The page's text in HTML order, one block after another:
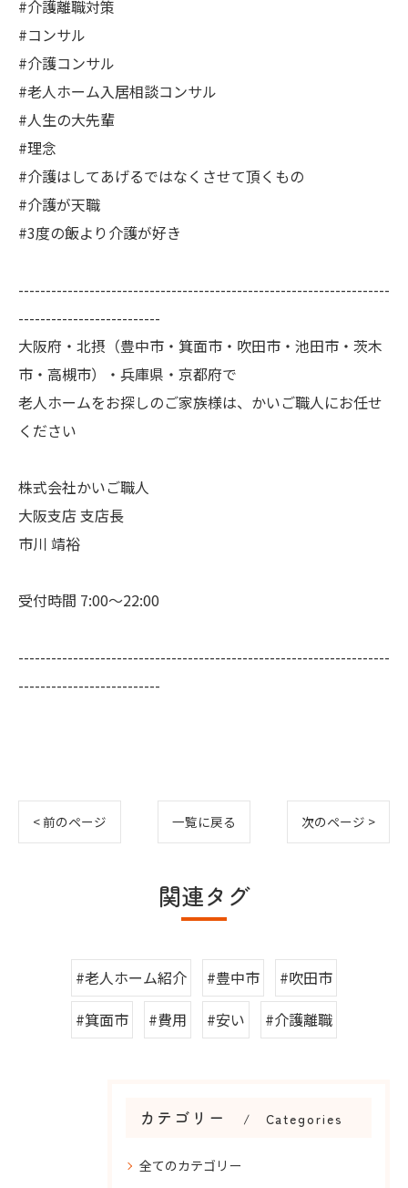
#介護離職対策
#コンサル
#介護コンサル
#老人ホーム入居相談コンサル
#人生の大先輩
#理念
#介護はしてあげるではなくさせて頂くもの
#介護が天職
#3度の飯より介護が好き
--------------------------------------------------------------------
--------------------------
大阪府・北摂（豊中市・箕面市・吹田市・池田市・茨木
市・高槻市）・兵庫県・京都府で
老人ホームをお探しのご家族様は、かいご職人にお任せ
ください
株式会社かいご職人
大阪支店 支店長
市川 靖裕
受付時間 7:00～22:00
--------------------------------------------------------------------
--------------------------
< 前のページ 一覧に戻る 次のページ >
関連タグ
#老人ホーム紹介 #豊中市
#吹田市
#箕面市
#費用 #安い #介護離職
カテゴリー Categories
全てのカテゴリー